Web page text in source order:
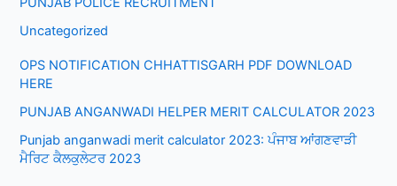
Uncategorized
OPS NOTIFICATION CHHATTISGARH PDF DOWNLOAD
HERE
PUNJAB ANGANWADI HELPER MERIT CALCULATOR 2023
Punjab anganwadi merit calculator 2023: ਪੰਜਾਬ ਆਂਗਣਵਾੜੀ
ਮੈਰਿਟ ਕੈਲਕੁਲੇਟਰ 2023